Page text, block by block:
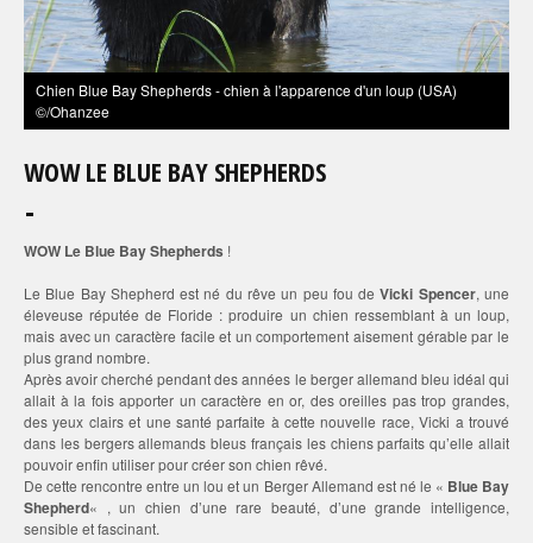
Chien Blue Bay Shepherds - chien à l'apparence d'un loup (USA)
©/Ohanzee
WOW LE BLUE BAY SHEPHERDS
WOW Le Blue Bay Shepherds !
Le Blue Bay Shepherd est né du rêve un peu fou deVicki Spencer, une
éleveuse réputée de Floride : produire un chien ressemblant à un loup,
mais avec un caractère facile et un comportement aisement gérable par le
plus grand nombre.
Après avoir cherché pendant des années le berger allemand bleu idéal qui
allait à la fois apporter un caractère en or, des oreilles pas trop grandes,
des yeux clairs et une santé parfaite à cette nouvelle race, Vicki a trouvé
dans les bergers allemands bleus français les chiens parfaits qu’elle allait
pouvoir enfin utiliser pour créer son chien rêvé.
De cette rencontre entre un lou et un Berger Allemand est né le « Blue Bay
Shepherd« , un chien d’une rare beauté, d’une grande intelligence,
sensible et fascinant.